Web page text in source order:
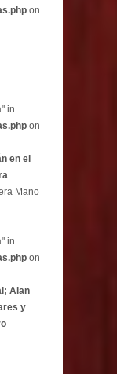
on
in
on
en el
Mano
in
on
Alan
y